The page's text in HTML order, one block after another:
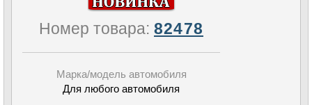
Номер товара: 82478
Марка/модель автомобиля
Для любого автомобиля